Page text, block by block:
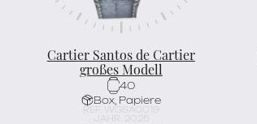
Cartier Santos de Cartier
großes Modell
40
Box, Papiere
REF. WGSA0019
JAHR: 2025